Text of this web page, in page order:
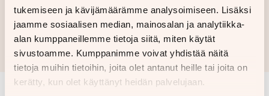
tukemiseen ja kävijämäärämme analysoimiseen. Lisäksi
jaamme sosiaalisen median, mainosalan ja analytiikka-
alan kumppaneillemme tietoja siitä, miten käytät
sivustoamme. Kumppanimme voivat yhdistää näitä
tietoja muihin tietoihin, joita olet antanut heille tai joita on
kerätty, kun olet käyttänyt heidän palvelujaan.
Hae rahoitustarjous
Rahoituslaskelma on suuntaa antava ja edellyttää hyväksytyn
luottopäätöksen ja kaskovakuutuksen.